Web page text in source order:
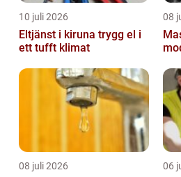
10 juli 2026
Eltjänst i kiruna trygg el i
ett tufft klimat
08
08 juli 2026 06